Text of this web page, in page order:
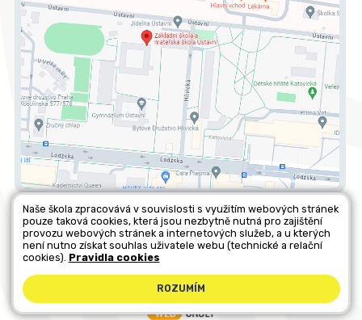
Všechna práva vyhrazena. Copyright © 2026 |Mapa stránek
Kontakty|Přihlásit|Prohlášení o přístupnosti|Pravidla COOKIES
Naše škola zpracovává v souvislosti s využitím webových stránek
pouze taková cookies, která jsou nezbytně nutná pro zajištění
provozu webových stránek a internetových služeb, a u kterých
není nutno získat souhlas uživatele webu (technické a relační
cookies). Pravidla cookies
ROZUMÍM